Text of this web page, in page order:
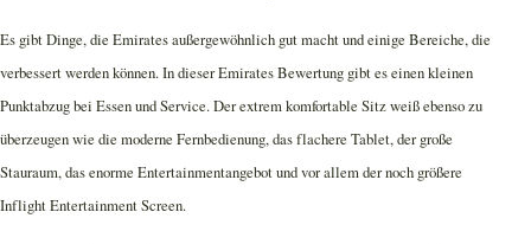
Es gibt Dinge, die Emirates außergewöhnlich gut macht und einige Bereiche, die
verbessert werden können. In dieser Emirates Bewertung gibt es einen kleinen
Punktabzug bei Essen und Service. Der extrem komfortable Sitz weiß ebenso zu
überzeugen wie die moderne Fernbedienung, das flachere Tablet, der große
Stauraum, das enorme Entertainmentangebot und vor allem der noch größere
Inflight Entertainment Screen.